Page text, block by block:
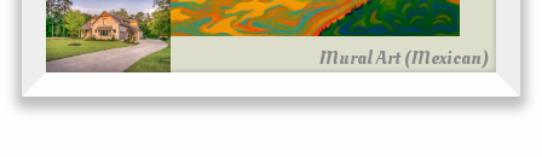
Mural Art (Mexican)